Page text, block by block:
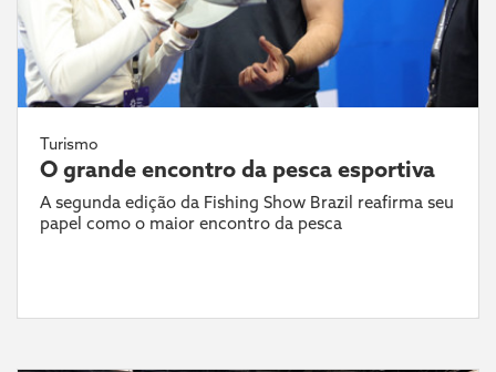
Turismo
O grande encontro da pesca esportiva
A segunda edição da Fishing Show Brazil reafirma seu
papel como o maior encontro da pesca